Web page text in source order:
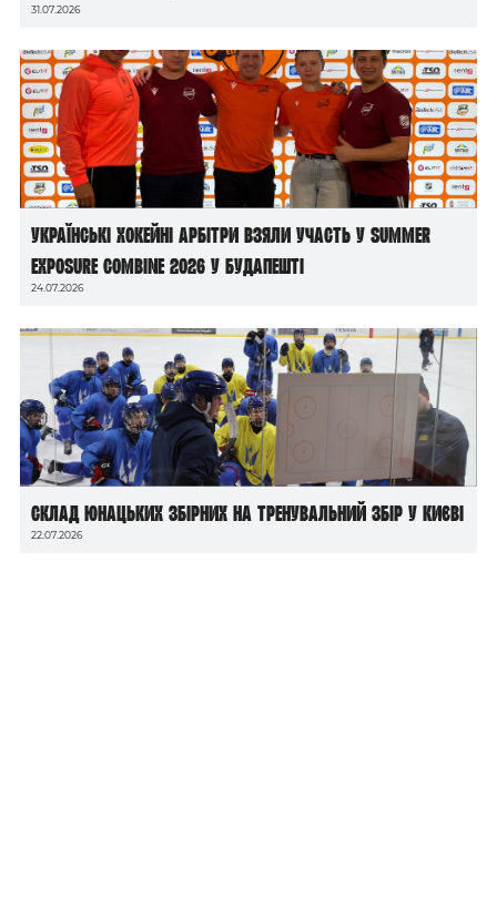
31.07.2026
Українські хокейні арбітри взяли участь у Summer
Exposure Combine 2026 у Будапешті
24.07.2026
Склад юнацьких збірних на тренувальний збір у Києві
22.07.2026